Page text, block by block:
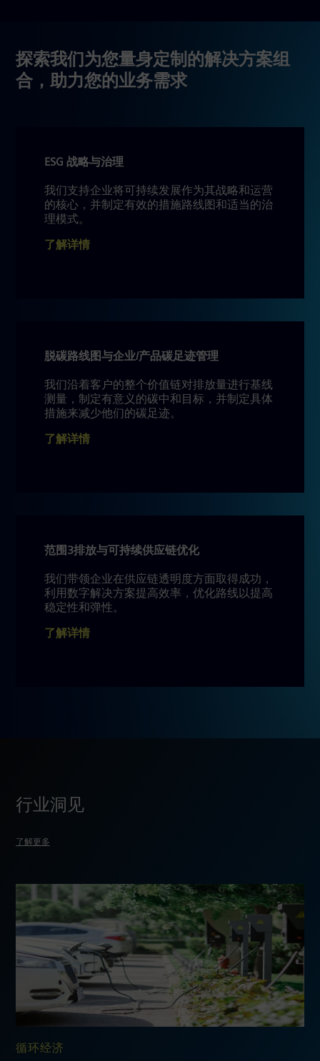
探索我们为您量身定制的解决方案组
合，助力您的业务需求
ESG 战略与治理
我们支持企业将可持续发展作为其战略和运营
的核心，并制定有效的措施路线图和适当的治
理模式。
了解详情
脱碳路线图与企业/产品碳足迹管理
我们沿着客户的整个价值链对排放量进行基线
测量，制定有意义的碳中和目标，并制定具体
措施来减少他们的碳足迹。
了解详情
范围3排放与可持续供应链优化
我们带领企业在供应链透明度方面取得成功，
利用数字解决方案提高效率，优化路线以提高
稳定性和弹性。
了解详情
行业洞见
了解更多
循环经济